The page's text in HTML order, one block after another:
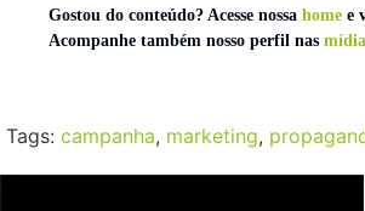
Gostou do conteúdo? Acesse nossa home e
Acompanhe também nosso perfil nas
Tags: campanha, marketing,